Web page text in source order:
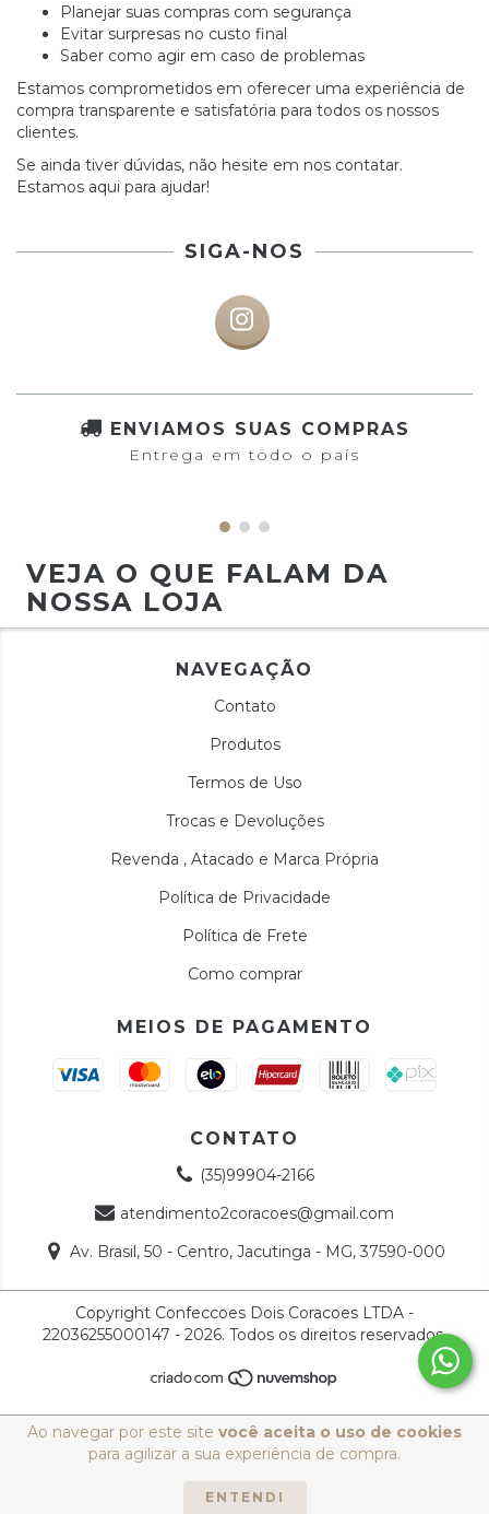
Ao navegar por este site você aceita o uso de cookies
para agilizar a sua experiência de compra.
ENTENDI
Planejar suas compras com segurança
Evitar surpresas no custo final
Saber como agir em caso de problemas
Estamos comprometidos em oferecer uma experiência de
compra transparente e satisfatória para todos os nossos
clientes.
Se ainda tiver dúvidas, não hesite em nos contatar.
Estamos aqui para ajudar!
SIGA-NOS
ENVIAMOS SUAS COMPRAS
Entrega em todo o país
VEJA O QUE FALAM DA
NOSSA LOJA
NAVEGAÇÃO
Contato
Produtos
Termos de Uso
Trocas e Devoluções
Revenda , Atacado e Marca Própria
Política de Privacidade
Política de Frete
Como comprar
MEIOS DE PAGAMENTO
CONTATO
(35)99904-2166
atendimento2coracoes@gmail.com
Av. Brasil, 50 - Centro, Jacutinga - MG, 37590-000
Copyright Confeccoes Dois Coracoes LTDA -
22036255000147 - 2026. Todos os direitos reservados.